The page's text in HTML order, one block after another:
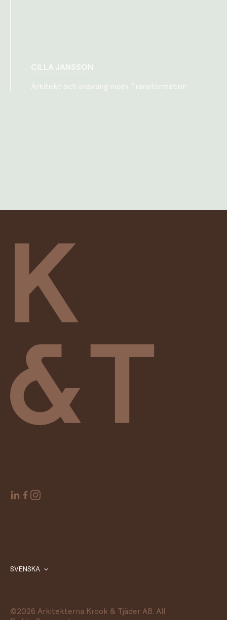
CILLA JANSSON
Arkitekt och ansvarig inom Transformation
©2026 Arkitekterna Krook & Tjäder AB. All
SVENSKA